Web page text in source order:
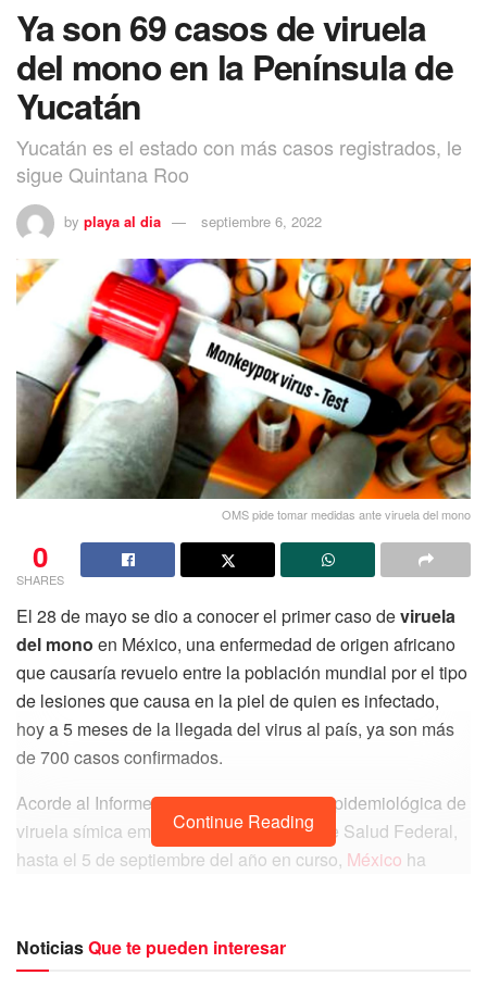
Ya son 69 casos de viruela
del mono en la Península de
Yucatán
Yucatán es el estado con más casos registrados, le
sigue Quintana Roo
by playa al dia septiembre 6, 2022
OMS pide tomar medidas ante viruela del mono
0
SHARES
El 28 de mayo se dio a conocer el primer caso deviruela
del mono en México, una enfermedad de origen africano
que causaría revuelo entre la población mundial por el tipo
de lesiones que causa en la piel de quien es infectado,
hoy a 5 meses de la llegada del virus al país, ya son más
de 700 casos confirmados.
Acorde al Informe Técnico de vigilancia epidemiológica de
viruela símica emitido por la Secretaría de Salud Federal,
hasta el 5 de septiembre del año en curso, México ha
realizadas por el Instituto de Diagnóstico y Referencia
Epidemiológicos (InDRE).
Continue Reading
NoticiasQue te pueden interesar